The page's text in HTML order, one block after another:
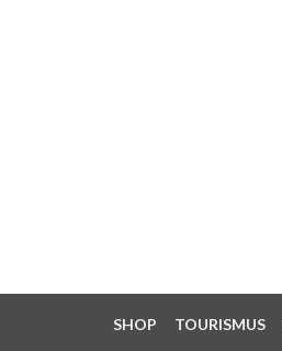
SHOP TOURISMUS